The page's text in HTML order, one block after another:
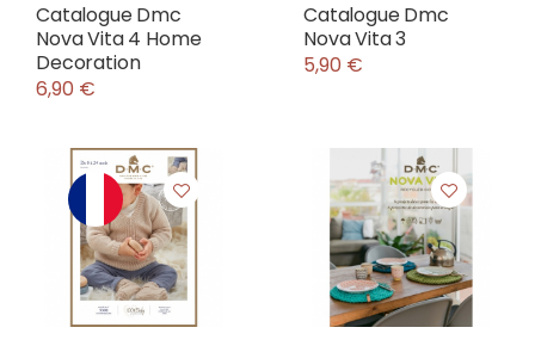
Catalogue Dmc
Nova Vita 4 Home
Decoration
6,90 €
Catalogue Dmc
Nova Vita 3
5,90 €